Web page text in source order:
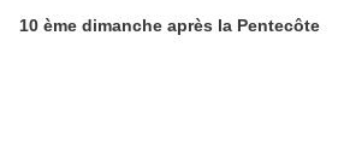
10 ème dimanche après la Pentecôte